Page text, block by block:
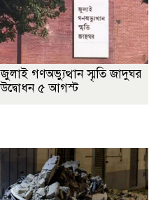
জুলাই গণঅভ্যুত্থান স্মৃতি জাদুঘর
উদ্বোধন ৫ আগস্ট